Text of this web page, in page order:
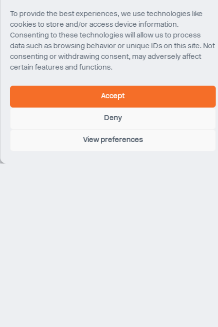
To provide the best experiences, we use technologies like
cookies to store and/or access device information.
Consenting to these technologies will allow us to process
data such as browsing behavior or unique IDs on this site. Not
consenting or withdrawing consent, may adversely affect
certain features and functions.
Accept
Deny
View preferences
James O’Callaghan
Londres